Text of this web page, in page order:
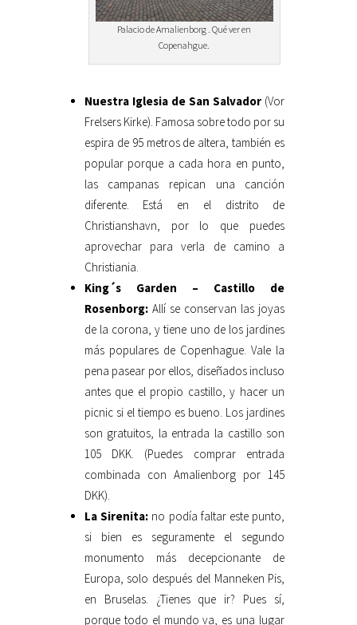
Palacio de Amalienborg . Qué ver en
Copenahgue.
Nuestra Iglesia de San Salvador (Vor
Frelsers Kirke). Famosa sobre todo por su
espira de 95 metros de altera, también es
popular porque a cada hora en punto,
las campanas repican una canción
diferente. Está en el distrito de
Christianshavn, por lo que puedes
aprovechar para verla de camino a
Christiania.
King´s Garden – Castillo de
Rosenborg:Allí se conservan las joyas
de la corona, y tiene uno de los jardines
más populares de Copenhague. Vale la
pena pasear por ellos, diseñados incluso
antes que el propio castillo, y hacer un
picnic si el tiempo es bueno. Los jardines
son gratuitos, la entrada la castillo son
105 DKK. (Puedes comprar entrada
combinada con Amalienborg por 145
DKK).
La Sirenita:no podía faltar este punto,
si bien es seguramente el segundo
monumento más decepcionante de
Europa, solo después del Manneken Pis,
en Bruselas. ¿Tienes que ir? Pues sí,
porque todo el mundo va, es una lugar